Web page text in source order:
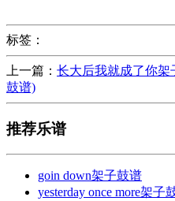
标签：
上一篇： 长大后我就成了你架
鼓谱)
推荐乐谱
goin down架子鼓谱
yesterday once more架子